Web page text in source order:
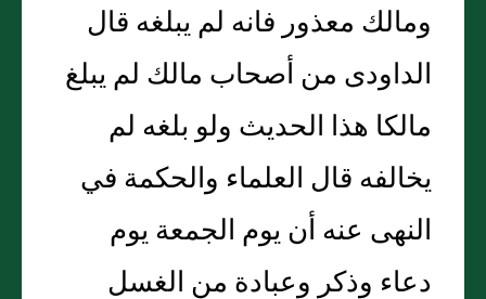
ومالك معذور فانه لم يبلغه قال
الداودى من أصحاب مالك لم يبلغ
مالكا هذا الحديث ولو بلغه لم
يخالفه قال العلماء والحكمة في
النهى عنه أن يوم الجمعة يوم
دعاء وذكر وعبادة من الغسل